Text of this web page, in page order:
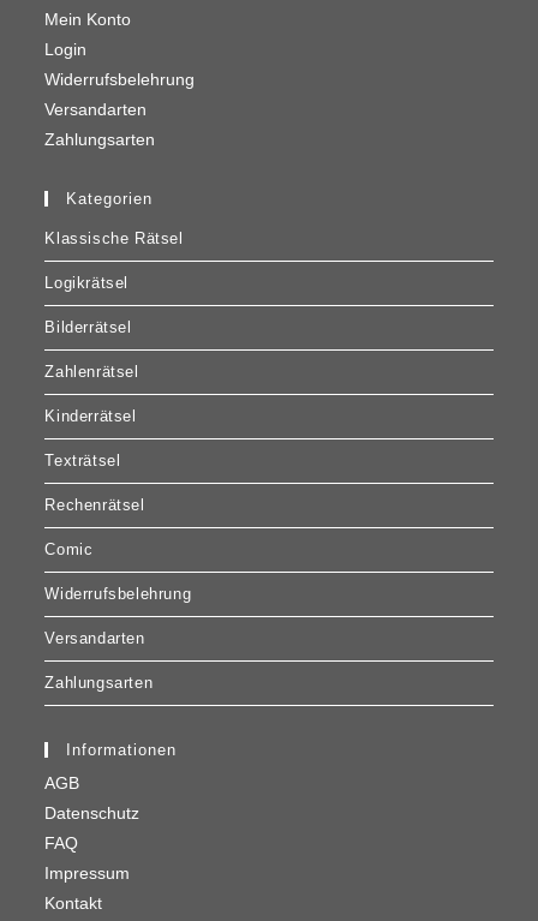
Mein Konto
Login
Widerrufsbelehrung
Versandarten
Zahlungsarten
Kategorien
Klassische Rätsel
Logikrätsel
Bilderrätsel
Zahlenrätsel
Kinderrätsel
Texträtsel
Rechenrätsel
Comic
Widerrufsbelehrung
Versandarten
Zahlungsarten
Informationen
AGB
Datenschutz
FAQ
Impressum
Kontakt